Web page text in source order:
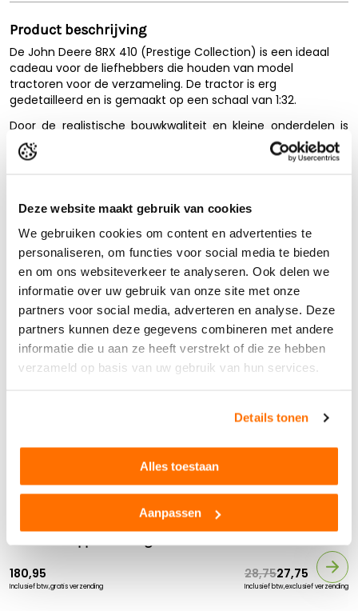
Deze website maakt gebruik van cookies
We gebruiken cookies om content en advertenties te
personaliseren, om functies voor social media te bieden
en om ons websiteverkeer te analyseren. Ook delen we
informatie over uw gebruik van onze site met onze
partners voor social media, adverteren en analyse. Deze
partners kunnen deze gegevens combineren met andere
informatie die u aan ze heeft verstrekt of die ze hebben
verzameld op basis van uw gebruik van hun services.
Details tonen
Alles toestaan
Aanpassen
Product beschrijving
De John Deere 8RX 410 (Prestige Collection) is een ideaal
cadeau voor de liefhebbers die houden van model
tractoren voor de verzameling. De tractor is erg
gedetailleerd en is gemaakt op een schaal van 1:32.
Door de realistische bouwkwaliteit en kleine onderdelen is
deze modeltrekker niet geschikt voor intensief speelplezier.
Niet geschikt voor kinderen onder de 14 jaar i.v.m. kleine
Specificaties:
Kleur: groen
Schaal: 1:32
Leeftijd vanaf 14 jaar
Lees de volledige beschrijving
Product reviews
Anderen bekeken ook...
180,95
Inclusief btw,gratis verzending
28,7527,75
Inclusief btw,exclusief verzending